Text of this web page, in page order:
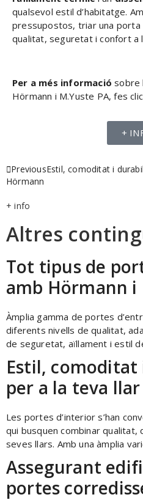
qualsevol estil d’habitatge.
pressupostos, triar una
qualitat, seguretat i confort a
Per a més informaciósobre
Hörmann i M.Yuste PA, fes
+
PreviousEstil, comoditat i
Hörmann
+ info
Altres
Tot tipus de
amb Hörmann i
Àmplia gamma de portes
diferents nivells de qualitat,
de seguretat, aïllament i estil
Estil,
per a la teva
Les portes d’interior s’han
qui busquen combinar qualitat,
seves llars. Amb una àmplia
Assegurant
portes